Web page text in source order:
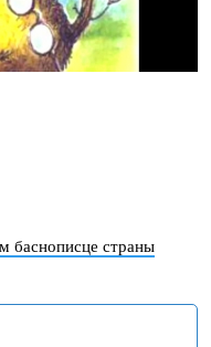
баснописце страны